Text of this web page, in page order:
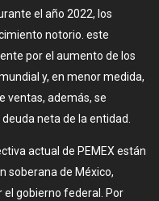
el año 2022, los
notorio. este
por el aumento de los
y, en menor medida,
ventas, además, se
neta de la entidad.
actual de PEMEX están
soberana de México,
gobierno federal. Por